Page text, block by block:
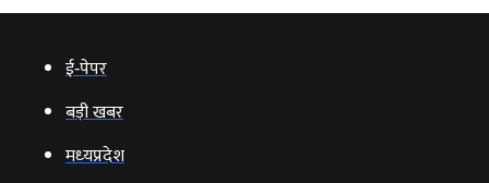
ई‑पेपर
बड़ी खबर
मध्‍यप्रदेश